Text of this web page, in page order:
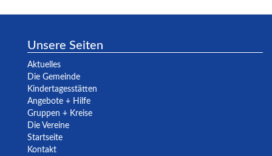
Unsere Seiten
Aktuelles
Die Gemeinde
Kindertagesstätten
Angebote + Hilfe
Gruppen + Kreise
Die Vereine
Startseite
Kontakt